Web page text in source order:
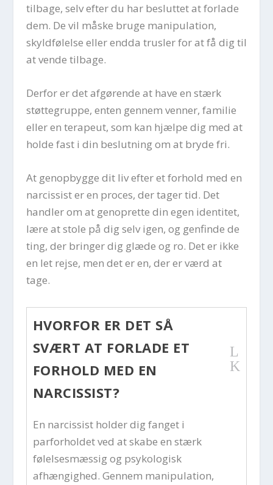
tilbage, selv efter du har besluttet at forlade
dem. De vil måske bruge manipulation,
skyldfølelse eller endda trusler for at få dig til
at vende tilbage.
Derfor er det afgørende at have en stærk
støttegruppe, enten gennem venner, familie
eller en terapeut, som kan hjælpe dig med at
holde fast i din beslutning om at bryde fri.
At genopbygge dit liv efter et forhold med en
narcissist er en proces, der tager tid. Det
handler om at genoprette din egen identitet,
lære at stole på dig selv igen, og genfinde de
ting, der bringer dig glæde og ro. Det er ikke
en let rejse, men det er en, der er værd at
tage.
HVORFOR ER DET SÅ
SVÆRT AT FORLADE ET
FORHOLD MED EN
NARCISSIST?
L
K
En narcissist holder dig fanget i
parforholdet ved at skabe en stærk
følelsesmæssig og psykologisk
afhængighed. Gennem manipulation,